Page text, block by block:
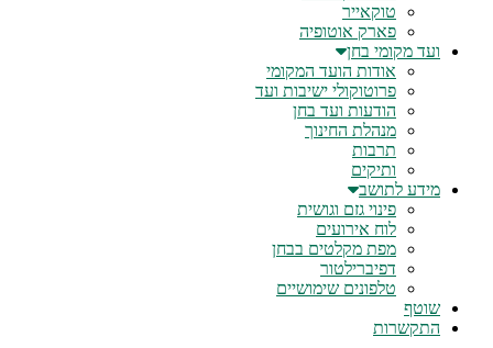
טוקאייר
פארק אוטופיה
ועד מקומי בחן
אודות הועד המקומי
פרוטוקולי ישיבות ועד
הודעות ועד בחן
מנהלת החינוך
תרבות
ותיקים
מידע לתושב
פינוי גזם וגושית
לוח אירועים
מפת מקלטים בבחן
דפיברילטור
טלפונים שימושיים
שוטף
התקשרות